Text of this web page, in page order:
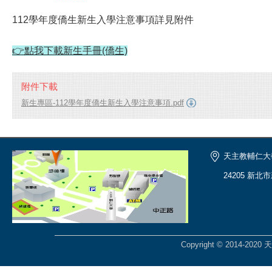
112學年度僑生新生入學注意事項詳見附件
👉點我下載新生手冊(僑生)
附件下載
新生專區-112學年度僑生新生入學注意事項.pdf
天主教輔仁
24205 新北
Copyright © 2014-2020